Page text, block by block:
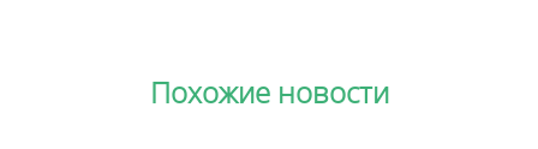
Похожие новости